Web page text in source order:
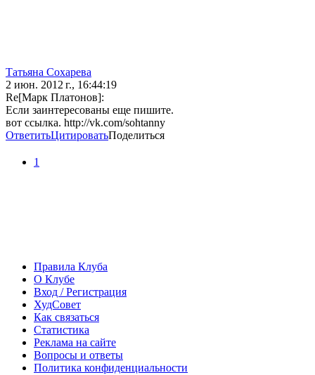
Татьяна Сохарева
2 июн. 2012 г., 16:44:19
Re[Марк Платонов]:
Если заинтересованы еще пишите.
вот ссылка. http://vk.com/sohtanny
ОтветитьЦитироватьПоделиться
1
Правила Клуба
О Клубе
Вход / Регистрация
ХудСовет
Как связаться
Статистика
Реклама на сайте
Вопросы и ответы
Политика конфиденциальности